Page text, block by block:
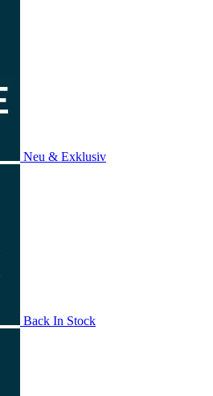
Neu & Exklusiv
Back In Stock